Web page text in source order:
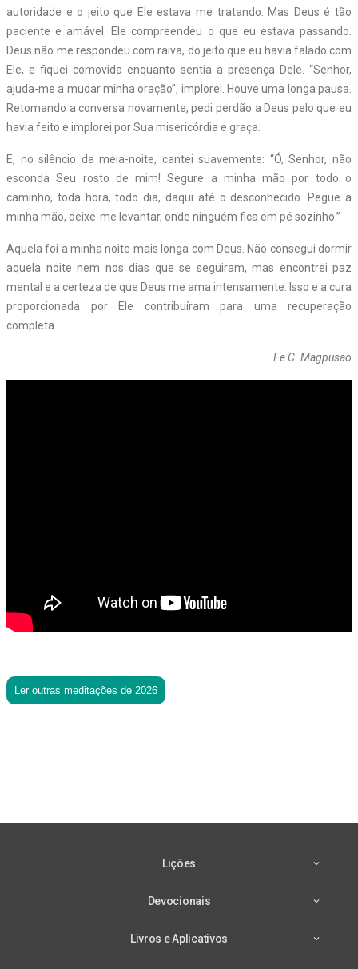
autoridade e o jeito que Ele estava me tratando. Mas Deus é tão
paciente e amável. Ele compreendeu o que eu estava passando.
Deus não me respondeu com raiva, do jeito que eu havia falado com
Ele, e fiquei comovida enquanto sentia a presença Dele. “Senhor,
ajuda-me a mudar minha oração”, implorei. Houve uma longa pausa.
Retomando a conversa novamente, pedi perdão a Deus pelo que eu
havia feito e implorei por Sua misericórdia e graça.
E, no silêncio da meia-noite, cantei suavemente: “Ó, Senhor, não
esconda Seu rosto de mim! Segure a minha mão por todo o
caminho, toda hora, todo dia, daqui até o desconhecido. Pegue a
minha mão, deixe-me levantar, onde ninguém fica em pé sozinho.”
Aquela foi a minha noite mais longa com Deus. Não consegui dormir
aquela noite nem nos dias que se seguiram, mas encontrei paz
mental e a certeza de que Deus me ama intensamente. Isso e a cura
proporcionada por Ele contribuíram para uma recuperação
completa.
Fe C. Magpusao
Ler outras meditações de 2026
Lições
Devocionais
Livros e Aplicativos